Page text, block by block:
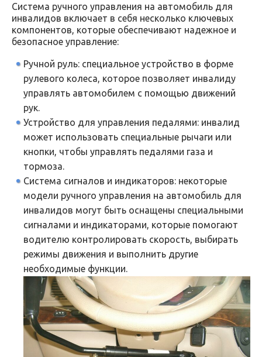
Система ручного управления на автомобиль для
инвалидов включает в себя несколько ключевых
компонентов, которые обеспечивают надежное и
безопасное управление:
Ручной руль: специальное устройство в форме
рулевого колеса, которое позволяет инвалиду
управлять автомобилем с помощью движений
рук.
Устройство для управления педалями: инвалид
может использовать специальные рычаги или
кнопки, чтобы управлять педалями газа и
тормоза.
Система сигналов и индикаторов: некоторые
модели ручного управления на автомобиль для
инвалидов могут быть оснащены специальными
сигналами и индикаторами, которые помогают
водителю контролировать скорость, выбирать
режимы движения и выполнить другие
необходимые функции.